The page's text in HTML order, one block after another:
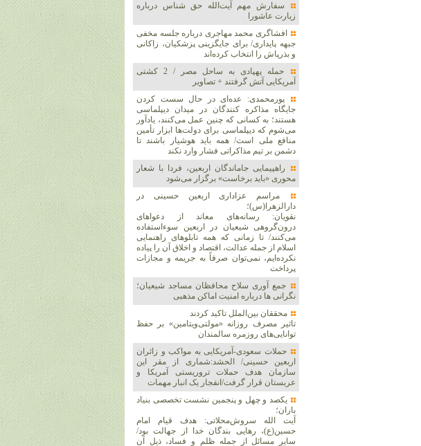
سفارش مهم آیت‌الله حق شناس درباره
زیارت عاشورا
افشاگری محمد مهاجری درباره جلسه مخفی
جبهه پایداری/ برای جایگزینی پزشکیان، زاکانی
و بذرپاش را انتخاب کرده‌اند
حمله پهپادی به ساحل مصر / 2 کشتی
آمریکایی آتش گرفتند + تصاویر
پورمحمدی: عده‌ای در حال سست کردن
جایگاه مذاکره کنندگان در میدان دیپلماسی
هستند؛ به کسانی که چنین عمل می‌کنند، یادآور
می‌شوم که دیپلماسی برای دولت‌ها ابزار تأمین
منافع ملی است/ همه باید هوشیار باشند تا
دشمن بر تیم مذاکراتی فشار وارد نکند
راهپیمایی جاماندگان اربعین، فردا با شعار
محوری «باید برخاست» برگزار می‌شود
مراسم عزاداری اربعین حسینی در
دارالزهرا(س)؛
نقویان: رسانه‌های معاند از دعواهای
درون‌گروهی شیعیان در اربعین سوءاستفاده
می‌کنند/ تا زمانی که همه تابلوهای راهنمایی
اسلام از جمله عدالت، اقتصاد و اخلاق آن را پیاده
نکرده‌ایم، نمی‌توان صرفاً به جریمه و مجازات
پرداخت
جمع آوری سلاح محافظان مساجد شیعیان؛
نگرانی ها درباره امنیت اماکن مذهبی
محققان بین‌الملل تاکید کردند
تاثیر مصرف روزانه «مولتی‌ویتامین» بر حفظ
توانایی‌های روزمره سالمندان
حملات سعودی-آمریکایی به مواکب و زائران
اربعین حسینی/ الحشد:شماری از مقر این
سازمان هدف حملات تروریستی آمریکا و
عربستان قرار گرفت/انفجار یک انبار مهمات
یکصد و چهل و پنجمین نشست تخصصی بنیاد
باران؛
آیت الله سروش‌محلاتی: هدف قیام امام
حسین(ع)، رهایی بندگان خدا از جهالت بود/
سایر مسائل از جمله ظلم و فساد، ذیل آن